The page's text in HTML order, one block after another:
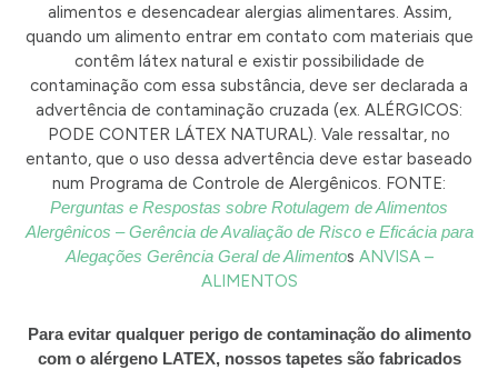
alimentos e desencadear alergias alimentares. Assim,
quando um alimento entrar em contato com materiais que
contêm látex natural e existir possibilidade de
contaminação com essa substância, deve ser declarada a
advertência de contaminação cruzada (ex. ALÉRGICOS:
PODE CONTER LÁTEX NATURAL). Vale ressaltar, no
entanto, que o uso dessa advertência deve estar baseado
num Programa de Controle de Alergênicos. FONTE:
Perguntas e Respostas sobre Rotulagem de Alimentos
Alergênicos – Gerência de Avaliação de Risco e Eficácia para
Alegações Gerência Geral de Alimentos ANVISA –
ALIMENTOS
Para evitar qualquer perigo de contaminação do alimento
com o alérgeno LATEX, nossos tapetes são fabricados